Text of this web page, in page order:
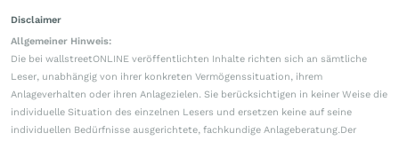
Disclaimer
Allgemeiner Hinweis:
Die bei wallstreetONLINE veröffentlichten Inhalte richten sich an sämtliche
Leser, unabhängig von ihrer konkreten Vermögenssituation, ihrem
Anlageverhalten oder ihren Anlagezielen. Sie berücksichtigen in keiner Weise die
individuelle Situation des einzelnen Lesers und ersetzen keine auf seine
individuellen Bedürfnisse ausgerichtete, fachkundige Anlageberatung.Der